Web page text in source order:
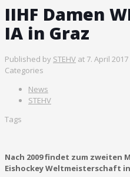
IIHF Damen
IA in Graz
Published by STEHV at 7. April 2017
Categories
News
STEHV
Tags
Nach 2009 findet zum zweiten
Eishockey Weltmeisterschaft